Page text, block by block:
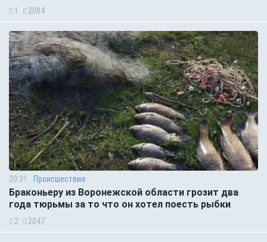
1 2084
20:31 Происшествия
Браконьеру из Воронежской области грозит два
года тюрьмы за то что он хотел поесть рыбки
2 2047